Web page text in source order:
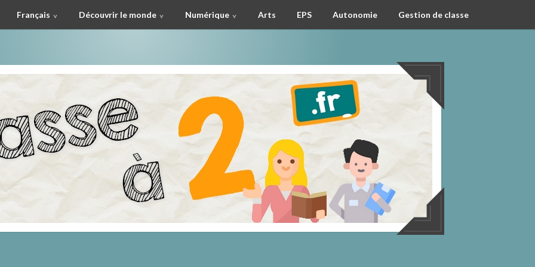
Français Découvrir le monde Numérique Arts EPS Autonomie Gestion de classe